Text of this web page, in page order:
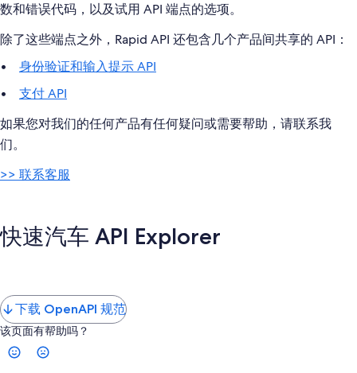
数和错误代码，以及试用 API 端点的选项。
除了这些端点之外，Rapid API 还包含几个产品间共享的 API：
身份验证和输入提示 API
支付 API
如果您对我们的任何产品有任何疑问或需要帮助，请联系我
们。
>> 联系客服
快速汽车 API Explorer
下载 OpenAPI 规范
该页面有帮助吗？